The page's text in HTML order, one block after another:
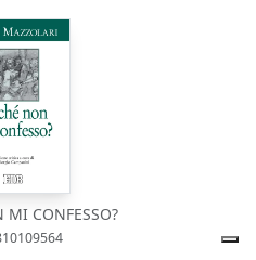
MI CONFESSO?